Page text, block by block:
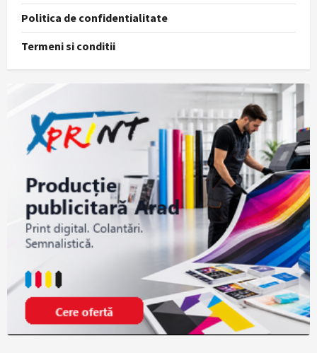
Politica de confidentialitate
Termeni si conditii